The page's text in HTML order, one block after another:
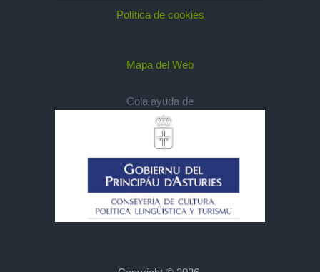
Política de cookies
Mapa del Web
Cola ayuda de